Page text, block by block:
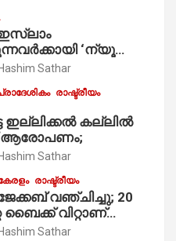
‘ന്യൂ
കാര്‍ഡ് സേവനം
Hashim Sathar
രാഷ്ട്രീയം
ഇല്ലിക്കൽ കല്ലിൽ
ആരോപണം;
Hashim Sathar
രാഷ്ട്രീയം
വഞ്ചിച്ചു; 20
ബൈക്ക് വിറ്റാണ്
മത്സരിച്ചത്!
Hashim Sathar